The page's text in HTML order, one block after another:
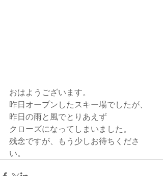
おはようございます。
昨日オープンしたスキー場でしたが、
昨日の雨と風でとりあえず
クローズになってしまいました。
残念ですが、もう少しお待ちくださ
い。